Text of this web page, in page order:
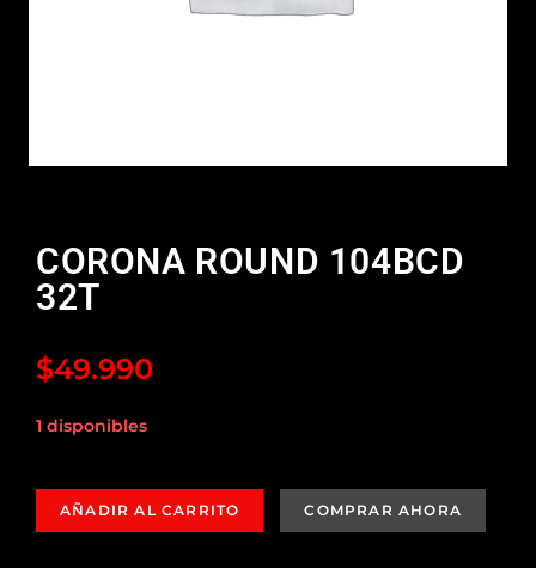
CORONA ROUND 104BCD
32T
$49.990
1 disponibles
AÑADIR AL CARRITO